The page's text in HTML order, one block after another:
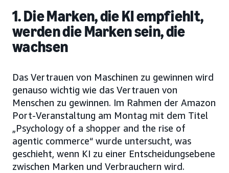
1. Die Marken, die KI empfiehlt,
werden die Marken sein, die
wachsen
Das Vertrauen von Maschinen zu gewinnen wird
genauso wichtig wie das Vertrauen von
Menschen zu gewinnen. Im Rahmen der Amazon
Port-Veranstaltung am Montag mit dem Titel
„Psychology of a shopper and the rise of
agentic commerce“ wurde untersucht, was
geschieht, wenn KI zu einer Entscheidungsebene
zwischen Marken und Verbrauchern wird.